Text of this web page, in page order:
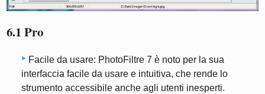
6.1 Pro
Facile da usare: PhotoFiltre 7 è noto per la sua
interfaccia facile da usare e intuitiva, che rende lo
strumento accessibile anche agli utenti inesperti.